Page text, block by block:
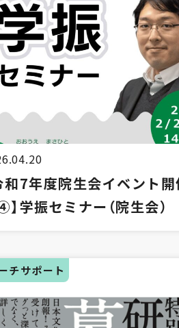
和7年度院生会イベント
学振セミナー（院生会）
チサポート